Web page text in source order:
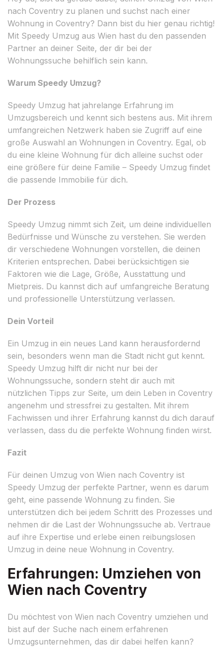
nach Coventry zu planen und suchst nach einer
Wohnung in Coventry? Dann bist du hier genau richtig!
Mit Speedy Umzug aus Wien hast du den passenden
Partner an deiner Seite, der dir bei der
Wohnungssuche behilflich sein kann.
Warum Speedy Umzug?
Speedy Umzug hat jahrelange Erfahrung im
Umzugsbereich und kennt sich bestens aus. Mit ihrem
umfangreichen Netzwerk haben sie Zugriff auf eine
große Auswahl an Wohnungen in Coventry. Egal, ob
du eine kleine Wohnung für dich alleine suchst oder
eine größere für deine Familie – Speedy Umzug findet
die passende Immobilie für dich.
Der Prozess
Speedy Umzug nimmt sich Zeit, um deine individuellen
Bedürfnisse und Wünsche zu verstehen. Sie werden
dir verschiedene Wohnungen vorstellen, die deinen
Kriterien entsprechen. Dabei berücksichtigen sie
Faktoren wie die Lage, Größe, Ausstattung und
Mietpreis. Du kannst dich auf umfangreiche Beratung
und professionelle Unterstützung verlassen.
Dein Vorteil
Ein Umzug in ein neues Land kann herausfordernd
sein, besonders wenn man die Stadt nicht gut kennt.
Speedy Umzug hilft dir nicht nur bei der
Wohnungssuche, sondern steht dir auch mit
nützlichen Tipps zur Seite, um dein Leben in Coventry
angenehm und stressfrei zu gestalten. Mit ihrem
Fachwissen und ihrer Erfahrung kannst du dich darauf
verlassen, dass du die perfekte Wohnung finden wirst.
Fazit
Für deinen Umzug von Wien nach Coventry ist
Speedy Umzug der perfekte Partner, wenn es darum
geht, eine passende Wohnung zu finden. Sie
unterstützen dich bei jedem Schritt des Prozesses und
nehmen dir die Last der Wohnungssuche ab. Vertraue
auf ihre Expertise und erlebe einen reibungslosen
Umzug in deine neue Wohnung in Coventry.
Erfahrungen: Umziehen von
Wien nach Coventry
Du möchtest von Wien nach Coventry umziehen und
bist auf der Suche nach einem erfahrenen
Umzugsunternehmen, das dir dabei helfen kann?